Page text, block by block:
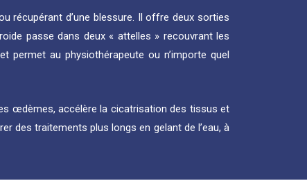
récupérant d’une blessure. Il offre deux sorties
passe dans deux « attelles » recouvrant les
au physiothérapeute ou n’importe quel
œdèmes, accélère la cicatrisation des tissus et
des traitements plus longs en gelant de l’eau, à